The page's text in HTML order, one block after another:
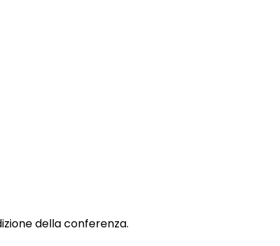
della conferenza.